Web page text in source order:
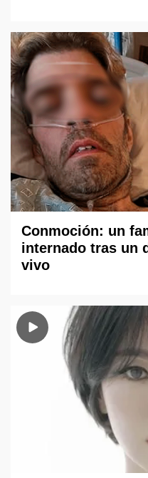
Conmoción: un
internado tras un
vivo